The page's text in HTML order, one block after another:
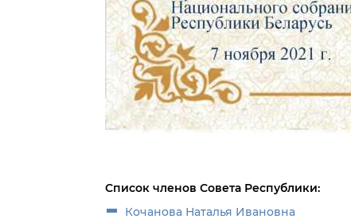
Список членов Совета Республики:
Кочанова Наталья Ивановна